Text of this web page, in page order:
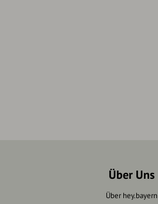
Über Uns
Über hey.bayern